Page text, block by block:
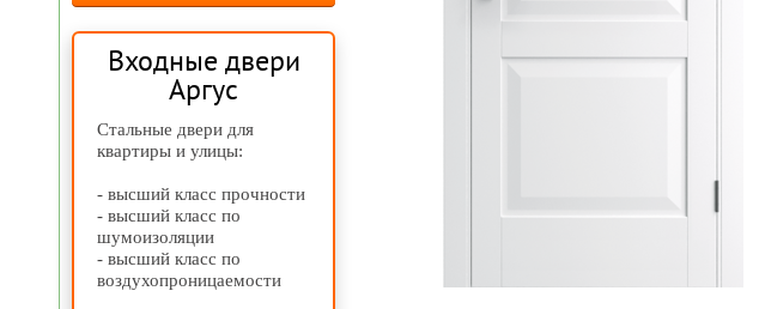
Входные двери
Аргус
Стальные двери для
квартиры и улицы:
- высший класс прочности
- высший класс по
шумоизоляции
- высший класс по
воздухопроницаемости